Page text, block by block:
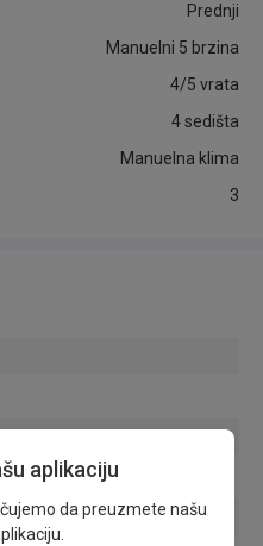
Prednji
Manuelni 5 brzina
4/5 vrata
4 sedišta
Manuelna klima
3
aplikaciju
da preuzmete našu